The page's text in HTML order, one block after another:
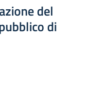
del
di